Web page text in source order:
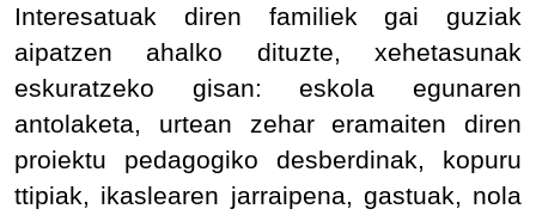
Interesatuak diren familiek gai guziak
aipatzen ahalko dituzte, xehetasunak
eskuratzeko gisan: eskola egunaren
antolaketa, urtean zehar eramaiten diren
proiektu pedagogiko desberdinak, kopuru
ttipiak, ikaslearen jarraipena, gastuak, nola